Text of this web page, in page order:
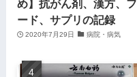
め】抗がん剤、漢方、フ
ード、サプリの記録
2020年7月29日 病院・病気